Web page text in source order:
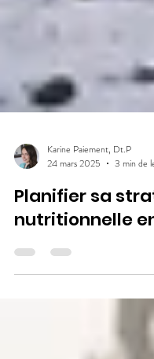
Karine Paiement, Dt.P
24 mars 2025
3 min de
Planifier sa
nutritionnelle